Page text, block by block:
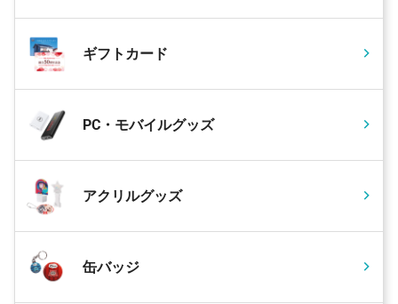
ギフトカード
PC・モバイルグッズ
アクリルグッズ
缶バッジ